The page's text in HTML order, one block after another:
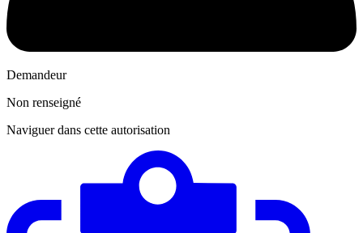
Demandeur
Non renseigné
Naviguer dans cette autorisation